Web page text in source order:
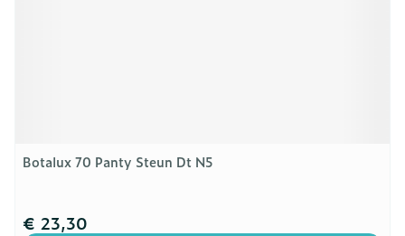
Botalux 70 Panty Steun Dt N5
€ 23,30